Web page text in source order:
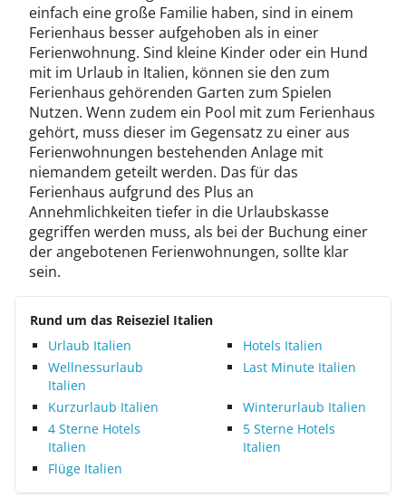
einfach eine große Familie haben, sind in einem
Ferienhaus besser aufgehoben als in einer
Ferienwohnung. Sind kleine Kinder oder ein Hund
mit im Urlaub in Italien, können sie den zum
Ferienhaus gehörenden Garten zum Spielen
Nutzen. Wenn zudem ein Pool mit zum Ferienhaus
gehört, muss dieser im Gegensatz zu einer aus
Ferienwohnungen bestehenden Anlage mit
niemandem geteilt werden. Das für das
Ferienhaus aufgrund des Plus an
Annehmlichkeiten tiefer in die Urlaubskasse
gegriffen werden muss, als bei der Buchung einer
der angebotenen Ferienwohnungen, sollte klar
sein.
Rund um das Reiseziel Italien
Urlaub Italien
Hotels Italien
Wellnessurlaub
Italien
Last Minute Italien
Kurzurlaub Italien
Winterurlaub Italien
4 Sterne Hotels
Italien
5 Sterne Hotels
Italien
Flüge Italien